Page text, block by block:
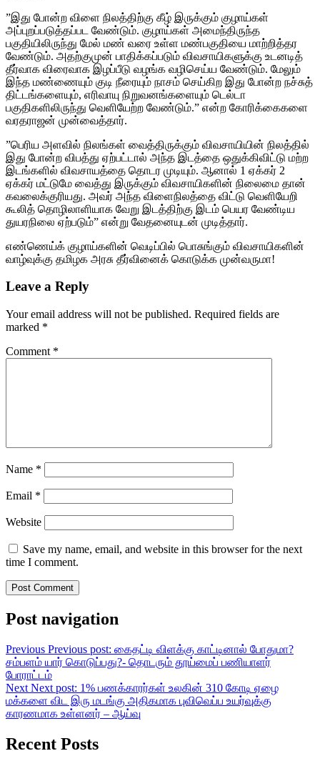
”இது போன்ற விளை நிலத்திற்கு கீழ் இருக்கும் குழாய்கள்
அப்புறப்படுத்தப்பட வேண்டும். குழாய்கள் அமைந்திருந்த
பகுதியிலிருந்து மேல் மண் வரை உள்ள மண்பகுதியை மாற்றித்தர
வேண்டும். அதற்குமுன் பாதிக்கப்படும் விவசாயிகளுக்கு உடனடித்
தீர்வாக விரைவாக இழப்பீடு வழங்க வழிசெய்ய வேண்டும். மேலும்
இந்த மண்ணையும் குடி நீரையும் நாசம் செய்கிற இது போன்ற நச்சுத்
திட்டங்களையும், எரிவாயு நிறுவனங்களையும் டெல்டா
பகுதிகளிலிருந்து வெளியேற்ற வேண்டும்.” என்ற கோரிக்கைகளை
வரதராஜன் முன்வைத்தார்.
”பெரிய அளவில் நிலங்கள் வைத்திருக்கும் விவசாயியின் நிலத்தில்
இது போன்ற விபத்து ஏற்பட்டால் அந்த இடத்தை ஒதுக்கிவிட்டு மற்ற
இடங்களில் விவசாயத்தை தொடர முடியும். ஆனால் 1 ஏக்கர் 2
ஏக்கர் மட்டுமே வைத்து இருக்கும் விவசாயிகளின் நிலைமை தான்
கவலைக்குரியது. அவர் அந்த விளைநிலத்தை விட்டு வெளியேறி
கூலித் தொழிலாளியாக வேறு இடத்திற்கு இடம் பெயர வேண்டிய
துயரநிலை ஏற்படும்” என்று வேதனையுடன் முடித்தார்.
எண்ணெய்க் குழாய்களின் வெடிப்பில் பொசுங்கும் விவசாயிகளின்
வாழ்வுக்கு தமிழக அரசு தீர்வினைக் கொடுக்க முன்வருமா!
Leave a Reply
Your email address will not be published. Required fields are
marked *
Comment *
Name *
Email *
Website
Save my name, email, and website in this browser for the next
time I comment.
Post navigation
Previous Previous post: கைதட்டி விளக்கு காட்டினால் போதுமா?
சம்பளம் யார் கொடுப்பது?- தொடரும் தூய்மைப் பணியாளர்
போராட்டம்
Next Next post: 1% பணக்காரர்கள் உலகின் 310 கோடி ஏழை
மக்களை விட இரு மடங்கு அதிகமாக புவிவெப்ப உயர்வுக்கு
காரணமாக உள்ளனர் – ஆய்வு
Recent Posts